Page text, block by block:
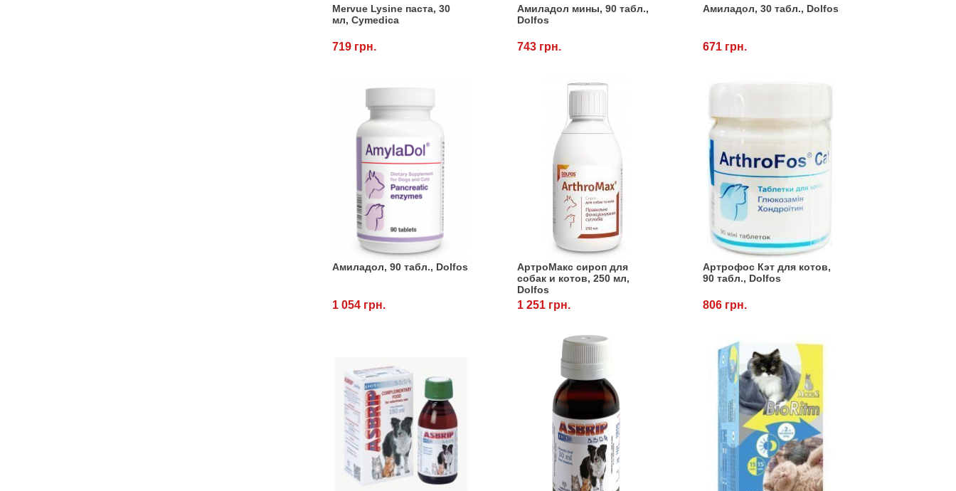
Mervue Lysine паста, 30
мл, Cymedica
719 грн.
Амиладол мины, 90 табл.,
Dolfos
743 грн.
Амиладол, 30 табл., Dolfos
671 грн.
Амиладол, 90 табл., Dolfos
1 054 грн.
АртроМакс сироп для
собак и котов, 250 мл,
Dolfos
1 251 грн.
Артрофос Кэт для котов,
90 табл., Dolfos
806 грн.